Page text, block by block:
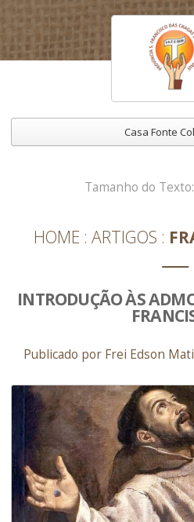
Casa Fonte
HOME ARTIGOS
Tamanho do Texto:
INTRODUÇÃO ÀS
Publicado por Frei Edson